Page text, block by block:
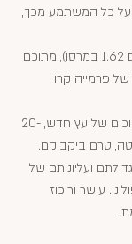
על כל המשתמע מכך,
כיום המשפחה חולשת על 24 הקטר בפוליני (מהם 1.62 במרסו), מתוכם
קרו (!), לצד כמעט 11 הקטר של פרמייה קרו
היינות תוססים ומתיישנים במשך שנה באחוזים נמוכים של עץ חדש, 20-
ועליונותם של
עושר וריכוז